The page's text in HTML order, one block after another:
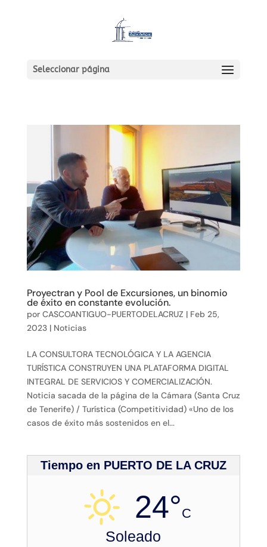
Seleccionar página
Proyectran y Pool de Excursiones, un binomio
de éxito en constante evolución.
por CASCOANTIGUO-PUERTODELACRUZ | Feb 25,
2023| Noticias
LA CONSULTORA TECNOLÓGICA Y LA AGENCIA
TURÍSTICA CONSTRUYEN UNA PLATAFORMA DIGITAL
INTEGRAL DE SERVICIOS Y COMERCIALIZACIÓN.
Noticia sacada de la página de la Cámara (Santa Cruz
de Tenerife) / Turística (Competitividad) «Uno de los
casos de éxito más sostenidos en el...
Tiempo en PUERTO DE LA CRUZ
24°C
Soleado